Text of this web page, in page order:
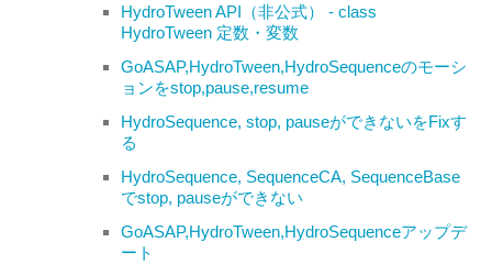
HydroTween API（非公式） - class
HydroTween 定数・変数
GoASAP,HydroTween,HydroSequenceのモーシ
ョンをstop,pause,resume
HydroSequence, stop, pauseができないをFixす
る
HydroSequence, SequenceCA, SequenceBase
でstop, pauseができない
GoASAP,HydroTween,HydroSequenceアップデ
ート